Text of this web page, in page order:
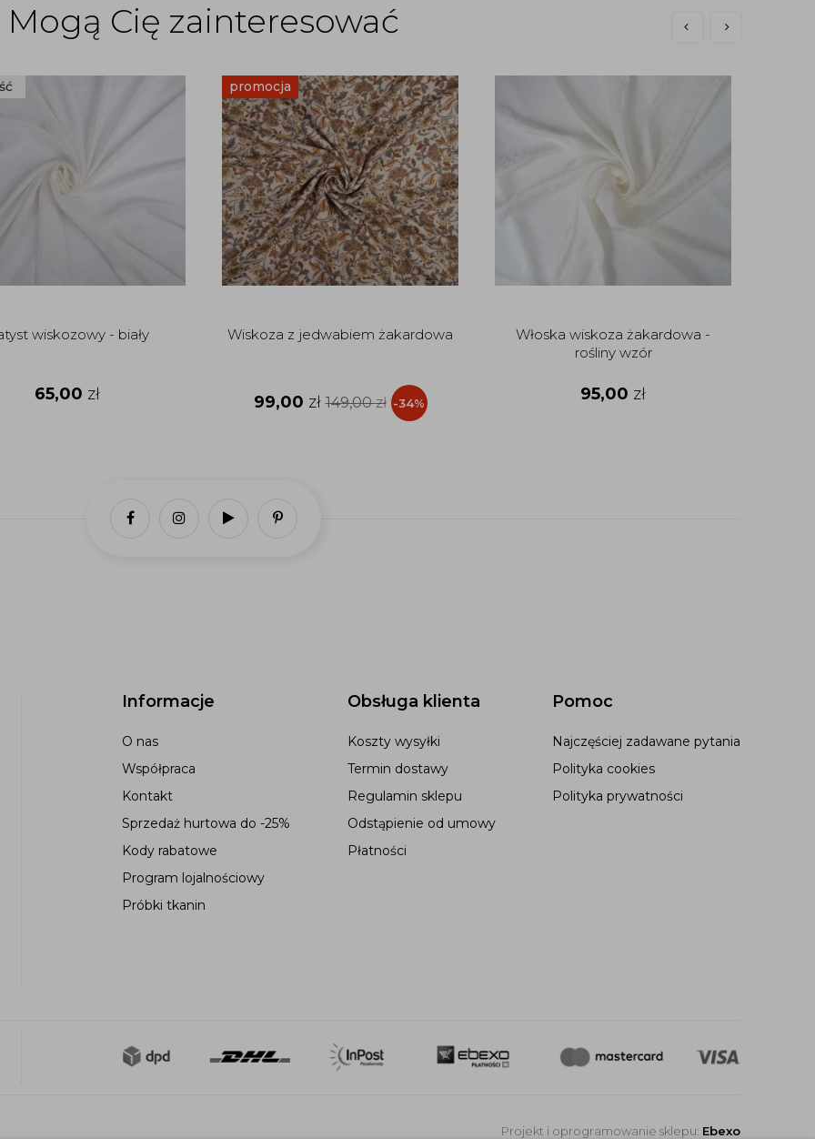
Mogą Cię zainteresować
wiskozowy - biały
65,00 zł
promocja
Wiskoza z jedwabiem żakardowa
99,00 zł 149,00zł -34%
Włoska wiskoza żakardowa -
rośliny wzór
95,00 zł
Informacje
O nas
Współpraca
Kontakt
Sprzedaż hurtowa do -25%
Kody rabatowe
Program lojalnościowy
Próbki tkanin
Obsługa klienta
Koszty wysyłki
Termin dostawy
Regulamin sklepu
Odstąpienie od umowy
Płatności
Pomoc
Najczęściej zadawane pytania
Polityka cookies
Polityka prywatności
Projekt i oprogramowanie sklepu: Ebexo